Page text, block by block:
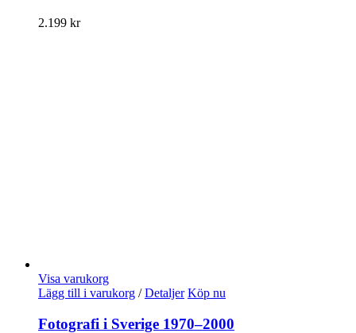
2.199 kr
Visa varukorg
Lägg till i varukorg / Detaljer Köp nu
Fotografi i Sverige 1970–2000